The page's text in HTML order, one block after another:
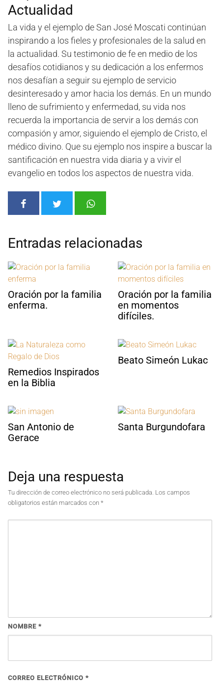
Actualidad
La vida y el ejemplo de San José Moscati continúan
inspirando a los fieles y profesionales de la salud en
la actualidad. Su testimonio de fe en medio de los
desafíos cotidianos y su dedicación a los enfermos
nos desafían a seguir su ejemplo de servicio
desinteresado y amor hacia los demás. En un mundo
lleno de sufrimiento y enfermedad, su vida nos
recuerda la importancia de servir a los demás con
compasión y amor, siguiendo el ejemplo de Cristo, el
médico divino. Que su ejemplo nos inspire a buscar la
santificación en nuestra vida diaria y a vivir el
evangelio en todos los aspectos de nuestra vida.
Entradas relacionadas
Oración por la familia
enferma.
Oración por la familia
en momentos
difíciles.
Remedios Inspirados
en la Biblia
Beato Simeón Lukac
San Antonio de
Gerace
Santa Burgundofara
Deja una respuesta
Tu dirección de correo electrónico no será publicada. Los campos
obligatorios están marcados con *
NOMBRE *
CORREO ELECTRÓNICO *